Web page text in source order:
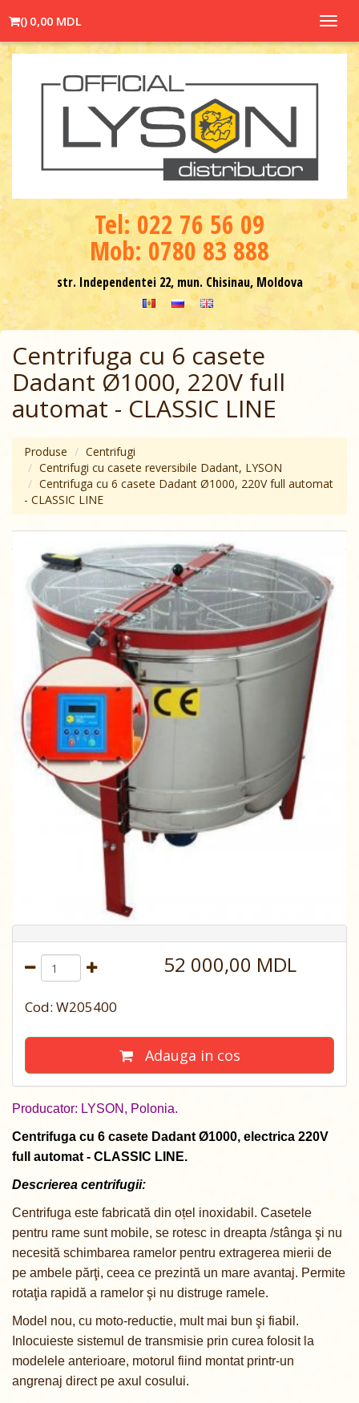
() 0,00 MDL
Теl: 022 76 56 09
Mob: 0780 83 888
str. Independentei 22, mun. Chisinau, Moldova
Centrifuga cu 6 casete
Dadant Ø1000, 220V full
аutomat - CLASSIC LINE
Produse
Centrifugi
Centrifugi cu casete reversibile Dadant, LYSON
Centrifuga cu 6 casete Dadant Ø1000, 220V full аutomat
- CLASSIC LINE
52 000,00 MDL
Cod: W205400
Adauga in cos
Producator: LYSON, Polonia.
Centrifuga cu 6 casete Dadant Ø1000, electrica 220V
full аutomat - CLASSIC LINE.
Descrierea centrifugii:
Centrifuga este fabricată din oțel inoxidabil. Casetele
pentru rame sunt mobile, se rotesc in dreapta /stânga şi nu
necesită schimbarea ramelor pentru extragerea mierii de
pe ambele părţi, ceea ce prezintă un mare avantaj. Permite
rotaţia rapidă a ramelor şi nu distruge ramele.
Model nou, cu moto-reductie, mult mai bun şi fiabil.
Inlocuieste sistemul de transmisie prin curea folosit la
modelele anterioare, motorul fiind montat printr-un
angrenaj direct pe axul cosului.